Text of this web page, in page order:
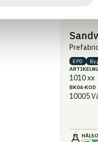
EPD
1010 xx
BK04-KOD
10005